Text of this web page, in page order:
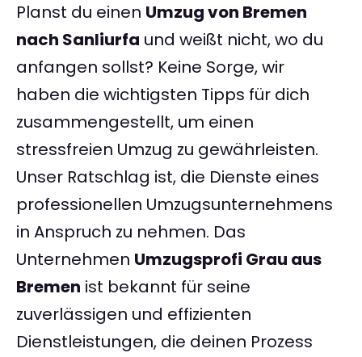
Planst du einen Umzug von Bremen
nach Sanliurfa und weißt nicht, wo du
anfangen sollst? Keine Sorge, wir
haben die wichtigsten Tipps für dich
zusammengestellt, um einen
stressfreien Umzug zu gewährleisten.
Unser Ratschlag ist, die Dienste eines
professionellen Umzugsunternehmens
in Anspruch zu nehmen. Das
Unternehmen Umzugsprofi Grau aus
Bremen ist bekannt für seine
zuverlässigen und effizienten
Dienstleistungen, die deinen Prozess